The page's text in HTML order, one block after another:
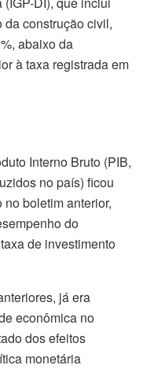
da construção civil,
abaixo da
à taxa registrada em
Interno Bruto (PIB,
no país) ficou
boletim anterior,
do
de investimento
já era
econômica no
dos efeitos
monetária